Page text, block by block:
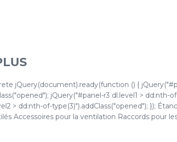
jQuery(document).ready(function () {
jQuery("#panel-r3 dl.level1 > dd:nth-
> dd:nth-of-type(3)").addClass("opened"); });
Accessoires pour la ventilation Raccords pour